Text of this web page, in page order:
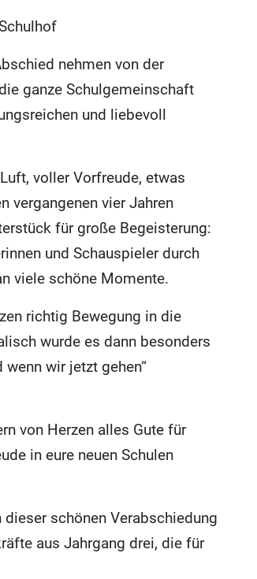
nehmen von der
ganze Schulgemeinschaft
und liebevoll
voller Vorfreude, etwas
vergangenen vier Jahren
für große Begeisterung:
und Schauspieler durch
viele schöne Momente.
richtig Bewegung in die
wurde es dann besonders
wenn wir jetzt gehen“
von Herzen alles Gute für
in eure neuen Schulen
schönen Verabschiedung
aus Jahrgang drei, die für